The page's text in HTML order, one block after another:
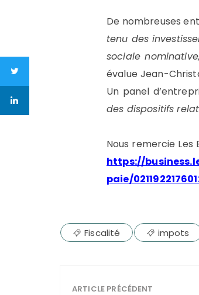
De nombreuses
tenu des
sociale
évalue Jean-
Un panel
des dispositifs
Nous remercie Les
https://
paie/
Fiscalité impots
ARTICLE PRÉCÉDENT